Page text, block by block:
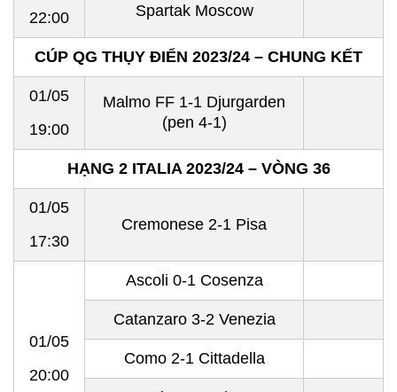
22:00
Spartak Moscow
CÚP QG THỤY ĐIỂN 2023/24 – CHUNG KẾT
01/05
19:00
Malmo FF 1-1 Djurgarden
(pen 4-1)
HẠNG 2 ITALIA 2023/24 – VÒNG 36
01/05
17:30
Cremonese 2-1 Pisa
01/05
20:00
Ascoli 0-1 Cosenza
Catanzaro 3-2 Venezia
Como 2-1 Cittadella